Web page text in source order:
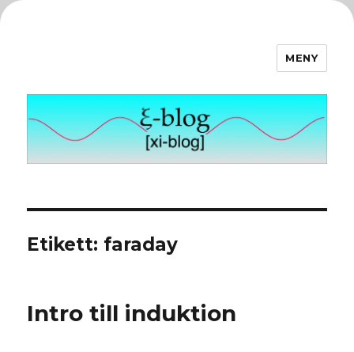
MENY
Etikett: faraday
Intro till induktion